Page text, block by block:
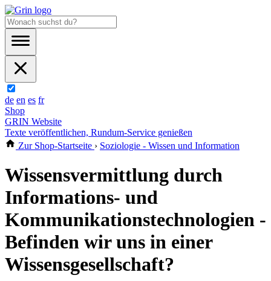
de en es fr
Shop
GRIN Website
Texte veröffentlichen, Rundum-Service genießen
Zur Shop-Startseite › Soziologie - Wissen und Information
Wissensvermittlung durch
Informations- und
Kommunikationstechnologien -
Befinden wir uns in einer
Wissensgesellschaft?